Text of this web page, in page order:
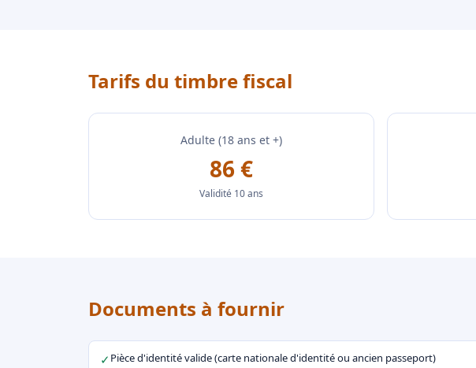
Tarifs du timbre fiscal
Adulte (18 ans et +)
86 €
Validité 10 ans
Documents à fournir
✓ Pièce d'identité valide (carte nationale d'identité ou ancien passeport)